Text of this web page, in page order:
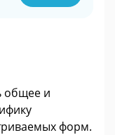
общее и
форм.